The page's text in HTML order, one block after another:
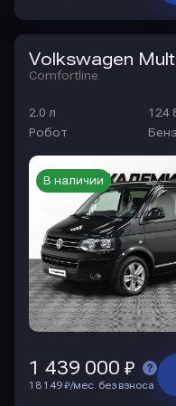
Comfortline
2.0 л 124
Робот
В наличии
1 439 000 ₽
18 149 ₽/мес. без взноса